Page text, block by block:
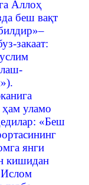
Аллоҳ
беш вақт
закаат:
уламо
«Беш
янги
кишидан
Ислом